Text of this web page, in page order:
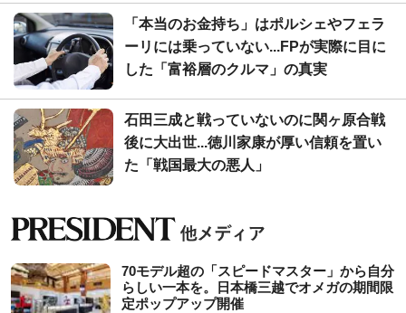
「本当のお金持ち」はポルシェやフェラ
ーリには乗っていない...FPが実際に目に
した「富裕層のクルマ」の真実
石田三成と戦っていないのに関ヶ原合戦
後に大出世...徳川家康が厚い信頼を置い
た「戦国最大の悪人」
70モデル超の「スピードマスター」から自分
らしい一本を。日本橋三越でオメガの期間限
定ポップアップ開催